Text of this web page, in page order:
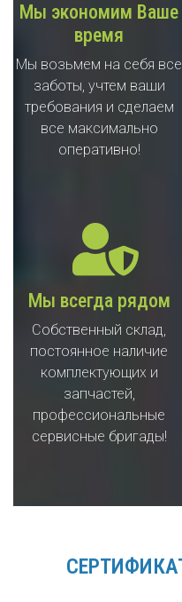
Мы экономим Ваше
время
Мы возьмем на себя все
заботы, учтем ваши
требования и сделаем
все максимально
оперативно!
Мы всегда рядом
Собственный склад,
постоянное наличие
комплектующих и
запчастей,
профессиональные
сервисные бригады!